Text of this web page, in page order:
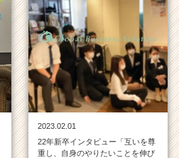
2023.02.01
22年新卒インタビュー「互いを尊
重し、自身のやりたいことを伸び